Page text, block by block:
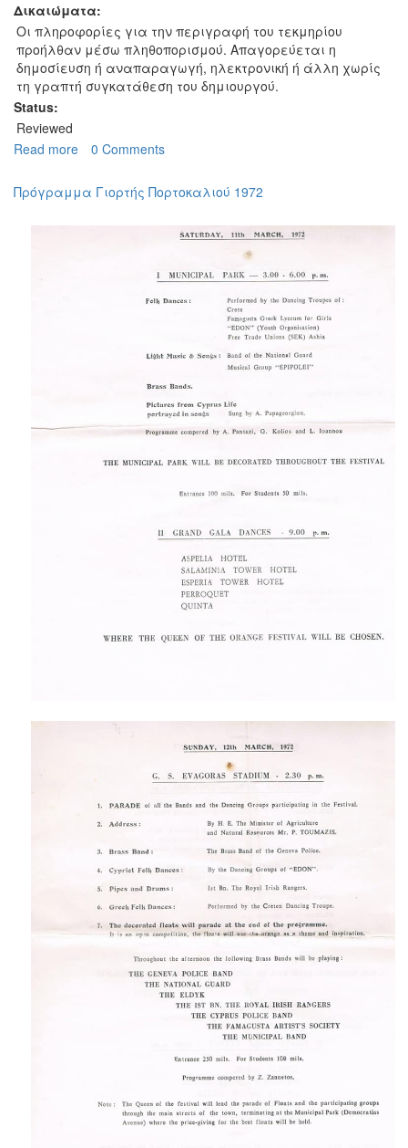
Δικαιώματα:
Οι πληροφορίες για την περιγραφή του τεκμηρίου
προήλθαν μέσω πληθοπορισμού. Απαγορεύεται η
δημοσίευση ή αναπαραγωγή, ηλεκτρονική ή άλλη χωρίς
τη γραπτή συγκατάθεση του δημιουργού.
Status:
Reviewed
Read more about
του
Πορτοκαλίου
0 Comments
Πρόγραμμα Γιορτής Πορτοκαλιού 1972